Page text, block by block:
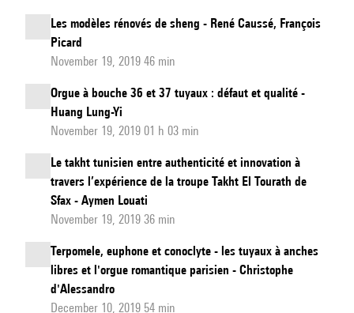
Les modèles rénovés de sheng - René Caussé, François
Picard
November 19, 2019 46 min
Orgue à bouche 36 et 37 tuyaux : défaut et qualité -
Huang Lung-Yi
November 19, 2019 01 h 03 min
Le takht tunisien entre authenticité et innovation à
travers l’expérience de la troupe Takht El Tourath de
Sfax - Aymen Louati
November 19, 2019 36 min
Terpomele, euphone et conoclyte - les tuyaux à anches
libres et l'orgue romantique parisien - Christophe
d'Alessandro
December 10, 2019 54 min